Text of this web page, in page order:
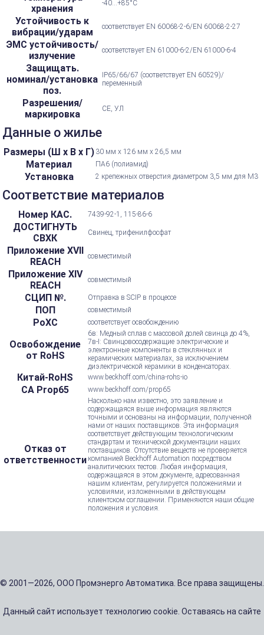
хранения
-40...+85°С
Устойчивость к
вибрации/ударам
соответствует EN 60068-2-6/EN 60068-2-27
ЭМС устойчивость/
излучение
соответствует EN 61000-6-2/EN 61000-6-4
Защищать.
номинал/установка
поз.
IP65/66/67 (соответствует EN 60529)/
переменный
Разрешения/
маркировка
CE, УЛ
Данные о жилье
Размеры (Ш х В х Г) 30 мм х 126 мм х 26,5 мм
Материал ПА6 (полиамид)
Установка 2 крепежных отверстия диаметром 3,5 мм для M3
Соответствие материалов
Номер КАС. 7439-92-1, 115-86-6
ДОСТИГНУТЬ
СВХК
Свинец, трифенилфосфат
Приложение XVII
REACH
совместимый
Приложение XIV
REACH
совместимый
СЦИП №. Отправка в SCIP в процессе
ПОП совместимый
РоХС соответствует освобождению
Освобождение
от RoHS
6в: Медный сплав с массовой долей свинца до 4%,
7в-I: Свинцовосодержащие электрические и
электронные компоненты в стеклянных и
керамических материалах, за исключением
диэлектрической керамики в конденсаторах.
Китай-RoHS www.beckhoff.com/china-rohs-io
CA Prop65 www.beckhoff.com/prop65
Отказ от
ответственности
Насколько нам известно, это заявление и
содержащаяся выше информация являются
точными и основаны на информации, полученной
нами от наших поставщиков. Эта информация
соответствует действующим технологическим
стандартам и технической документации наших
поставщиков. Отсутствие веществ не проверяется
компанией Beckhoff Automation посредством
аналитических тестов. Любая информация,
содержащаяся в этом документе, адресованная
нашим клиентам, регулируется положениями и
условиями, изложенными в действующем
клиентском соглашении. Применяются наши общие
положения и условия.
© 2001—2026, ООО Промэнерго Автоматика. Все права защищены.
Данный сайт использует технологию cookie. Оставаясь на сайте